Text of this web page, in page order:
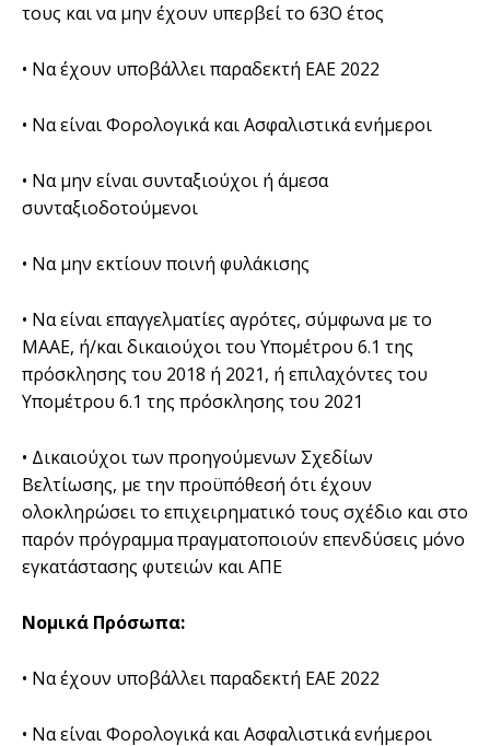
τους και να μην έχουν υπερβεί το 63Ο έτος
• Να έχουν υποβάλλει παραδεκτή ΕΑΕ 2022
• Να είναι Φορολογικά και Ασφαλιστικά ενήμεροι
• Να μην είναι συνταξιούχοι ή άμεσα
συνταξιοδοτούμενοι
• Να μην εκτίουν ποινή φυλάκισης
• Να είναι επαγγελματίες αγρότες, σύμφωνα με το
ΜΑΑΕ, ή/και δικαιούχοι του Υπομέτρου 6.1 της
πρόσκλησης του 2018 ή 2021, ή επιλαχόντες του
Υπομέτρου 6.1 της πρόσκλησης του 2021
• Δικαιούχοι των προηγούμενων Σχεδίων
Βελτίωσης, με την προϋπόθεσή ότι έχουν
ολοκληρώσει το επιχειρηματικό τους σχέδιο και στο
παρόν πρόγραμμα πραγματοποιούν επενδύσεις μόνο
εγκατάστασης φυτειών και ΑΠΕ
Νομικά Πρόσωπα:
• Να έχουν υποβάλλει παραδεκτή ΕΑΕ 2022
• Να είναι Φορολογικά και Ασφαλιστικά ενήμεροι